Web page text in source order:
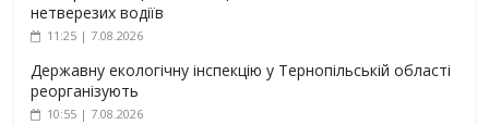
нетверезих водіїв
11:25 | 7.08.2026
Державну екологічну інспекцію у Тернопільській області
реорганізують
10:55 | 7.08.2026